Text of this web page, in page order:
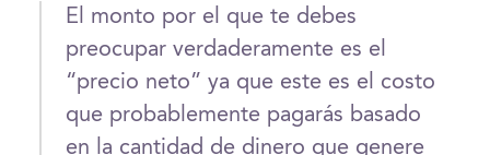
El monto por el que te debes
preocupar verdaderamente es el
“precio neto” ya que este es el costo
que probablemente pagarás basado
en la cantidad de dinero que genere